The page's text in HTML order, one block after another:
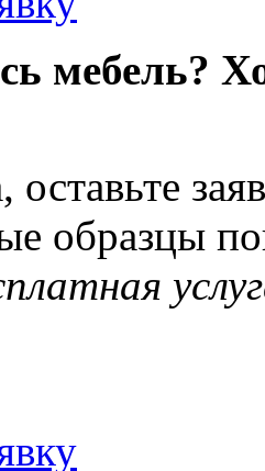
мебель?
оставьте
образцы